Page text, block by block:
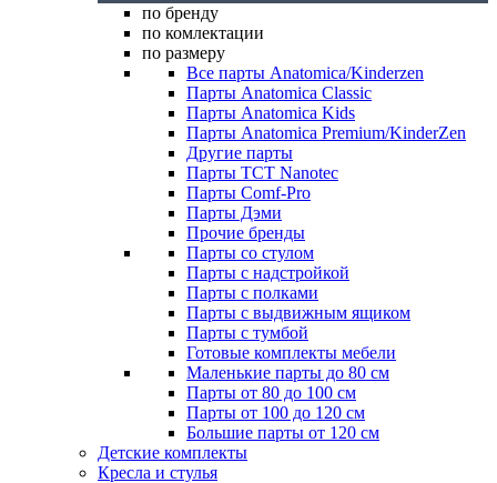
по бренду
по комлектации
по размеру
Все парты Anatomica/Kinderzen
Парты Anatomica Classic
Парты Anatomica Kids
Парты Anatomica Premium/KinderZen
Другие парты
Парты TCT Nanotec
Парты Comf-Pro
Парты Дэми
Прочие бренды
Парты со стулом
Парты с надстройкой
Парты с полками
Парты с выдвижным ящиком
Парты с тумбой
Готовые комплекты мебели
Маленькие парты до 80 см
Парты от 80 до 100 см
Парты от 100 до 120 см
Большие парты от 120 см
Детские комплекты
Кресла и стулья